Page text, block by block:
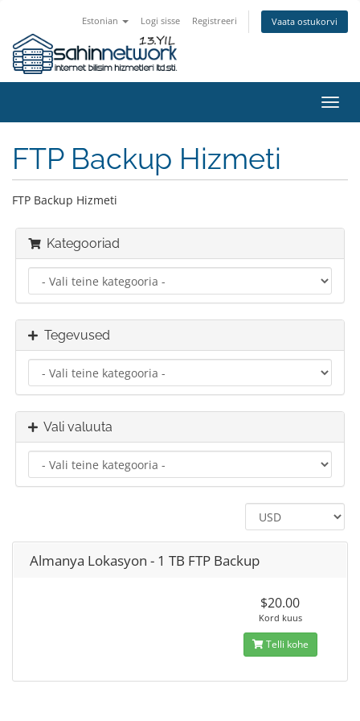
Estonian Logi sisse Registreeri Vaata ostukorvi
FTP Backup Hizmeti
FTP Backup Hizmeti
Kategooriad
Tegevused
Vali valuuta
Almanya Lokasyon - 1 TB FTP Backup
$20.00
Kord kuus
Telli kohe